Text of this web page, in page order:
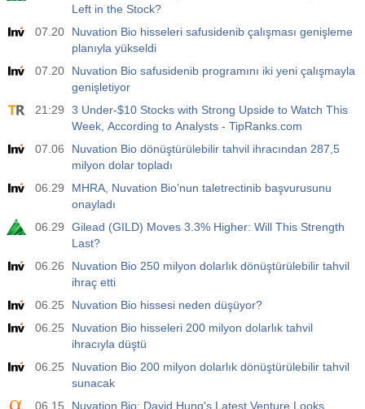
Left in the Stock?
07.20
Nuvation Bio hisseleri safusidenib çalışması genişleme
planıyla yükseldi
07.20
Nuvation Bio safusidenib programını iki yeni çalışmayla
genişletiyor
21:29
3 Under-$10 Stocks with Strong Upside to Watch This
Week, According to Analysts - TipRanks.com
07.06
Nuvation Bio dönüştürülebilir tahvil ihracından 287,5
milyon dolar topladı
06.29
MHRA, Nuvation Bio’nun taletrectinib başvurusunu
onayladı
06.29
Gilead (GILD) Moves 3.3% Higher: Will This Strength
Last?
06.26
Nuvation Bio 250 milyon dolarlık dönüştürülebilir tahvil
ihraç etti
06.25
Nuvation Bio hissesi neden düşüyor?
06.25
Nuvation Bio hisseleri 200 milyon dolarlık tahvil
ihracıyla düştü
06.25
Nuvation Bio 200 milyon dolarlık dönüştürülebilir tahvil
sunacak
06.15
Nuvation Bio: David Hung's Latest Venture Looks